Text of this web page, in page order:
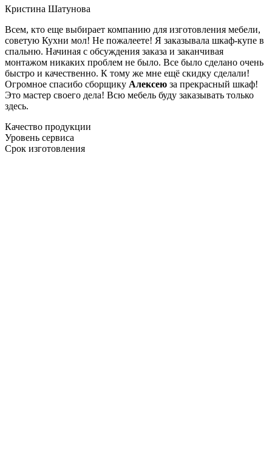
Кристина Шатунова
Всем, кто еще выбирает компанию для изготовления мебели,
советую Кухни мол! Не пожалеете! Я заказывала шкаф-купе в
спальню. Начиная с обсуждения заказа и заканчивая
монтажом никаких проблем не было. Все было сделано очень
быстро и качественно. К тому же мне ещё скидку сделали!
Огромное спасибо сборщику Алексею за прекрасный шкаф!
Это мастер своего дела! Всю мебель буду заказывать только
здесь.
Качество продукции
Уровень сервиса
Срок изготовления